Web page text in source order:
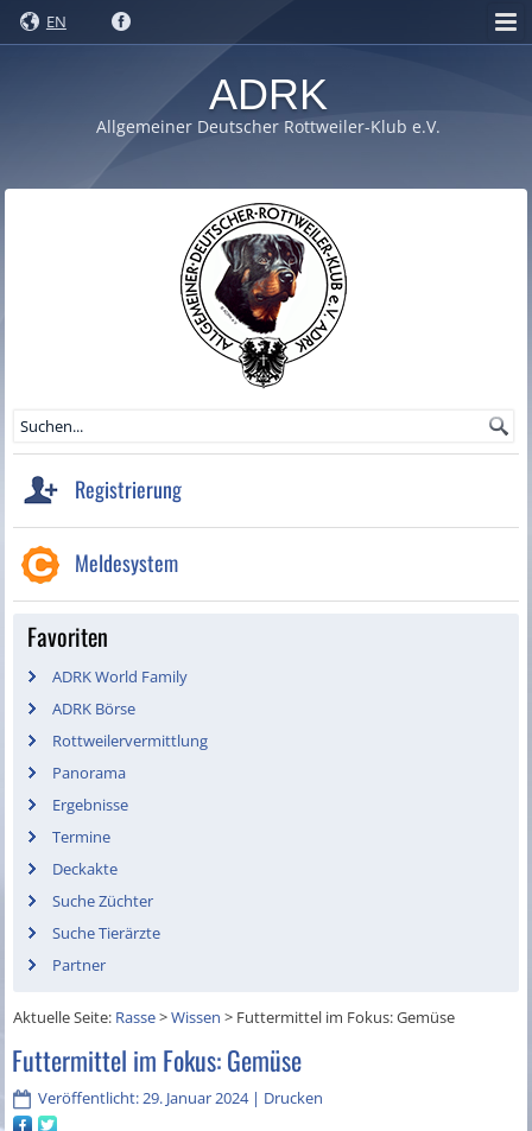
EN
ADRK
Allgemeiner Deutscher Rottweiler-Klub e.V.
Registrierung
Meldesystem
Favoriten
ADRK World Family
ADRK Börse
Rottweilervermittlung
Panorama
Ergebnisse
Termine
Deckakte
Suche Züchter
Suche Tierärzte
Partner
Aktuelle Seite: Rasse>Wissen > Futtermittel im Fokus: Gemüse
Futtermittel im Fokus: Gemüse
Veröffentlicht: 29. Januar 2024| Drucken